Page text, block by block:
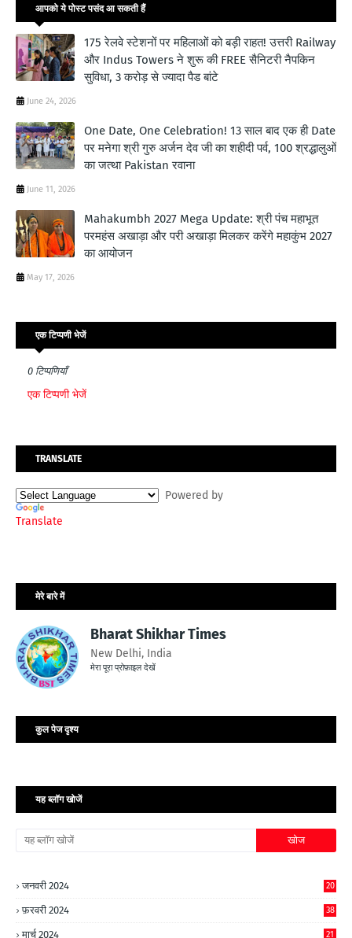
आपको ये पोस्ट पसंद आ सकती हैं
175 रेलवे स्टेशनों पर महिलाओं को बड़ी राहत! उत्तरी Railway
और Indus Towers ने शुरू की FREE सैनिटरी नैपकिन
सुविधा, 3 करोड़ से ज्यादा पैड बांटे
June 24, 2026
One Date, One Celebration! 13 साल बाद एक ही Date
पर मनेगा श्री गुरु अर्जन देव जी का शहीदी पर्व, 100 श्रद्धालुओं
का जत्था Pakistan रवाना
June 11, 2026
Mahakumbh 2027 Mega Update: श्री पंच महाभूत
परमहंस अखाड़ा और परी अखाड़ा मिलकर करेंगे महाकुंभ 2027
का आयोजन
May 17, 2026
एक टिप्पणी भेजें
0 टिप्पणियाँ
एक टिप्पणी भेजें
TRANSLATE
Powered by
Translate
मेरे बारे में
Bharat Shikhar Times
New Delhi, India
मेरा पूरा प्रोफ़ाइल देखें
कुल पेज दृश्य
यह ब्लॉग खोजें
जनवरी 2024 20
फ़रवरी 2024 38
मार्च 2024 21